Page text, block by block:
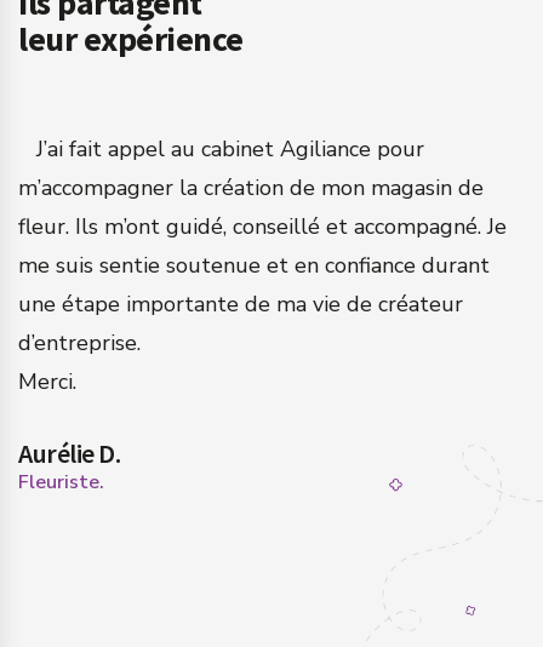
leur expérience
J’ai fait appel au cabinet Agiliance pour
m’accompagner la création de mon magasin de
fleur. Ils m’ont guidé, conseillé et accompagné. Je
me suis sentie soutenue et en confiance durant
une étape importante de ma vie de créateur
d’entreprise.
Merci.
Aurélie D.
Fleuriste.